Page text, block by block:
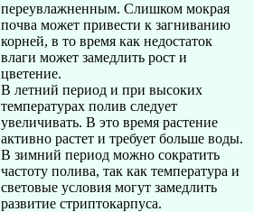
переувлажненным. Слишком мокрая
почва может привести к загниванию
корней, в то время как недостаток
влаги может замедлить рост и
цветение.
В летний период и при высоких
температурах полив следует
увеличивать. В это время растение
активно растет и требует больше воды.
В зимний период можно сократить
частоту полива, так как температура и
световые условия могут замедлить
развитие стриптокарпуса.